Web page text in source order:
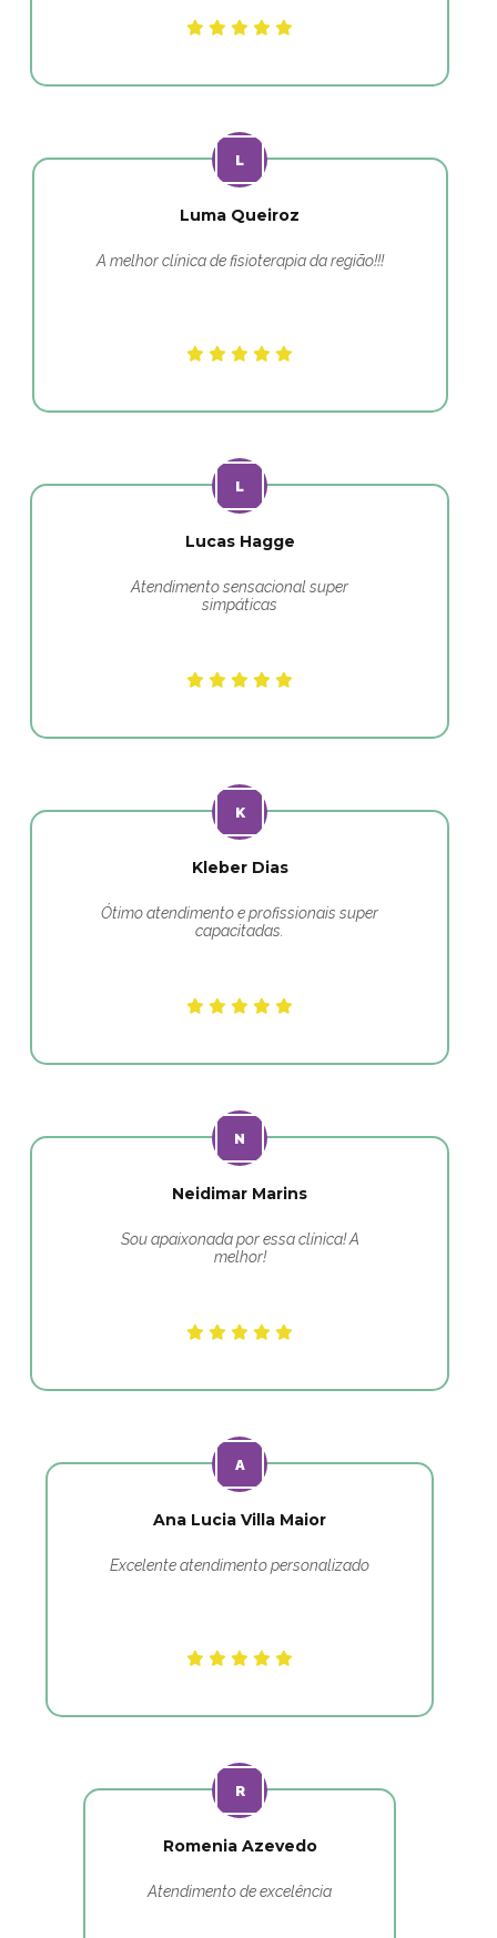
Luma Queiroz
A melhor clínica de fisioterapia da região!!!
Lucas Hagge
Atendimento sensacional super
simpáticas
Kleber Dias
Ótimo atendimento e profissionais super
capacitadas.
Neidimar Marins
Sou apaixonada por essa clínica! A
melhor!
Ana Lucia Villa Maior
Excelente atendimento personalizado
Romenia Azevedo
Atendimento de excelência